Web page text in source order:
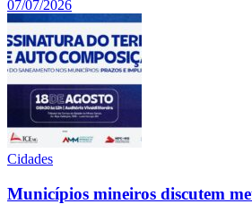
07/07/2026
Cidades
Municípios mineiros discutem